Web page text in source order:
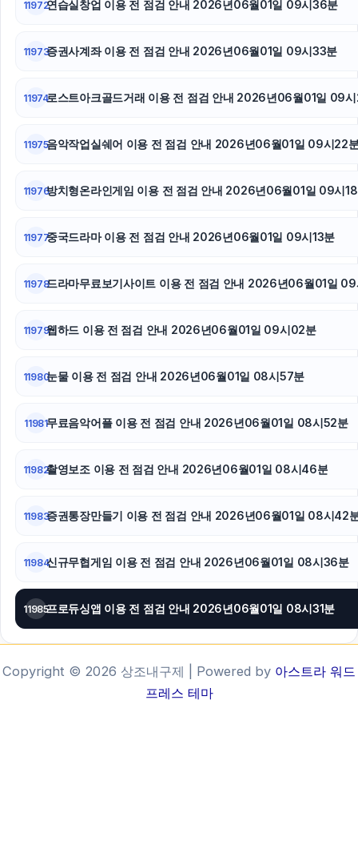
11972연습실창업 이용 전 점검 안내 2026년06월01일 09시36분
11973증권사계좌 이용 전 점검 안내 2026년06월01일 09시33분
11974로스트아크골드거래 이용 전 점검 안내 2026년06월01일 09
11975음악작업실쉐어 이용 전 점검 안내 2026년06월01일 09시22
11976방치형온라인게임 이용 전 점검 안내 2026년06월01일 09시
11977중국드라마 이용 전 점검 안내 2026년06월01일 09시13분
11978드라마무료보기사이트 이용 전 점검 안내 2026년06월01일
11979웹하드 이용 전 점검 안내 2026년06월01일 09시02분
11980눈물 이용 전 점검 안내 2026년06월01일 08시57분
11981무료음악어플 이용 전 점검 안내 2026년06월01일 08시52분
11982촬영보조 이용 전 점검 안내 2026년06월01일 08시46분
11983증권통장만들기 이용 전 점검 안내 2026년06월01일 08시42
11984신규무협게임 이용 전 점검 안내 2026년06월01일 08시36분
11985프로듀싱앱 이용 전 점검 안내 2026년06월01일 08시31분
Copyright © 2026 상조내구제 | Powered by 아스트라 워드
프레스 테마